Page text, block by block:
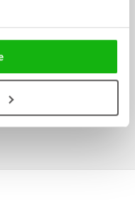
skejtbordistka a